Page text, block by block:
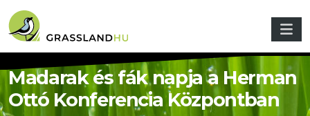
Madarak és fák napja a Herman
Ottó Konferencia Központban